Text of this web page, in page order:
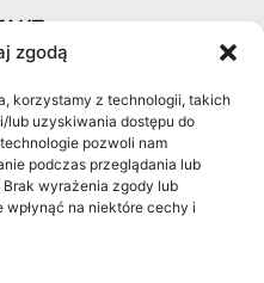
zgodą
korzystamy z technologii, takich
uzyskiwania dostępu do
pozwoli nam
podczas przeglądania lub
wyrażenia zgody lub
na niektóre cechy i
kupowane
DOLNEGO ŚLĄSKA
WYCIECZEK